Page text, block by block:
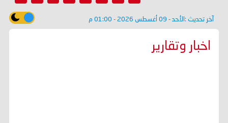
آخر تحديث : الأحد - 09 أغسطس 2026 - 01:00 م
اخبار وتقارير